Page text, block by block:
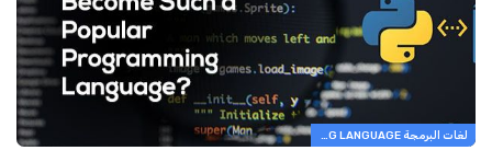
لغات البرمجة PROGRAMMING LANGUAGE